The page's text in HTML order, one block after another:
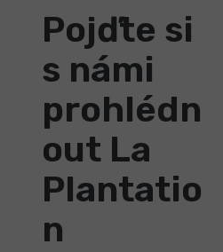
Pojďte si
s námi
prohlédn
out La
Plantatio
n